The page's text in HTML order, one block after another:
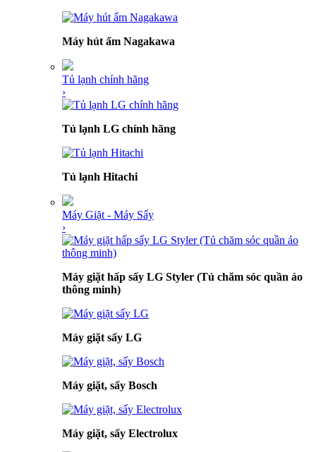
Máy hút ẩm Nagakawa
Tủ lạnh chính hãng
›
Tủ lạnh LG chính hãng
Tủ lạnh Hitachi
Máy Giặt - Máy Sấy
›
Máy giặt hấp sấy LG Styler (Tủ chăm sóc quần áo
thông minh)
Máy giặt sấy LG
Máy giặt, sấy Bosch
Máy giặt, sấy Electrolux